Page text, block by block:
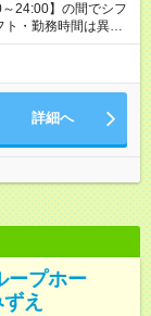
24:00】の間でシフ
ト・勤務時間は異な
組みます。 拠点・
フト例＞
：10:30～19:30 夜
詳細へ
ープホー
え